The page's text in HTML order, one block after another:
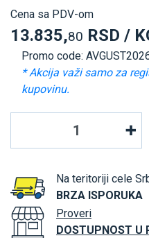
Cena sa PDV-om
13.835,80 RSD /
Promo code:
* Akcija važi samo za
kupovinu.
Na teritoriji cele
BRZA ISPORUKA
Proveri
DOSTUPNOST U